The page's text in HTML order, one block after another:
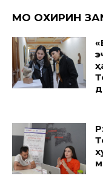
МО ОХИРИН